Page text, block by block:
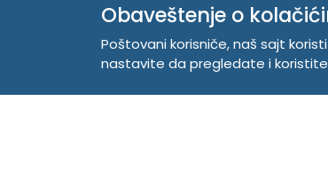
TEMPUS DOO
Trg Komenskog 2, 21000
Obaveštenje o
Poštovani korisniče, naš sajt
nastavite da pregledate i